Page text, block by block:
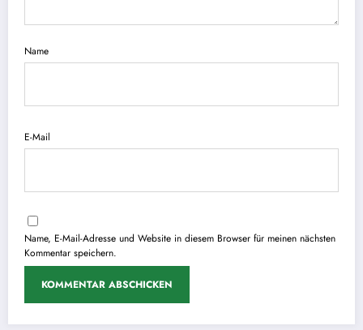
Name
E-Mail
Name, E-Mail-Adresse und Website in diesem Browser für meinen nächsten
Kommentar speichern.